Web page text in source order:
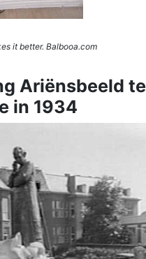
it better. Balbooa.com
Ariënsbeeld te
in 1934